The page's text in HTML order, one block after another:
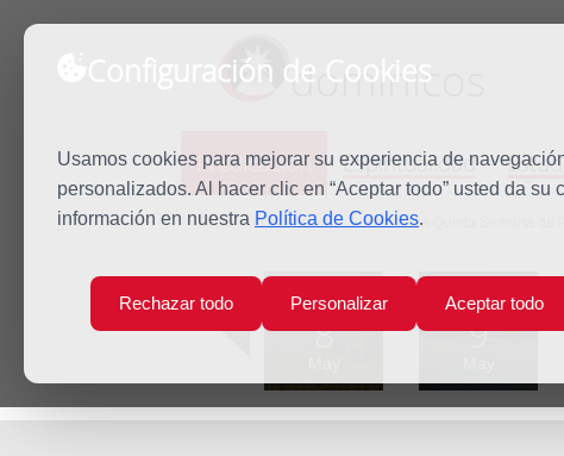
Configuración de Cookies
Usamos cookies para mejorar su experiencia de
personalizados. Al hacer clic en “Aceptar todo” usted da
información en nuestra Política de Cookies.
Rechazar todo Personalizar Aceptar todo
dominicos
Predicación Espiritualidad
Inicio Predicación Jueves de la Quinta Semana de
Lun
8
Mar
9